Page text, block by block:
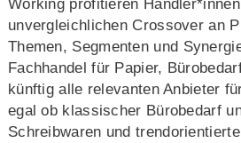
Working profitieren
unvergleichlichen Crossover an
Themen, Segmenten und
Fachhandel für Papier,
künftig alle relevanten Anbieter
egal ob klassischer Bürobedarf
Schreibwaren und